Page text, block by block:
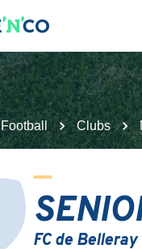
Football Clubs
FC de Belleray